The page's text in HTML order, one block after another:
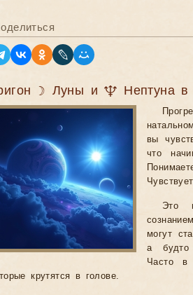
☽ Луны и ♆ Нептуна в
вы
что
Это
могут
а будто
Часто в
крутятся в голове.